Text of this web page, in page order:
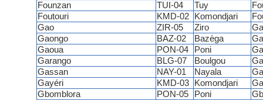
Founzan
TUI-04 Tuy
Foutouri
KMD-02 Komondjari
Gao
ZIR-05 Ziro
Gaongo
BAZ-02 Bazèga
Gaoua
PON-04 Poni
Garango
BLG-07 Boulgou
Gassan
NAY-01 Nayala
Gayéri
KMD-03 Komondjari
Gbomblora
PON-05 Poni